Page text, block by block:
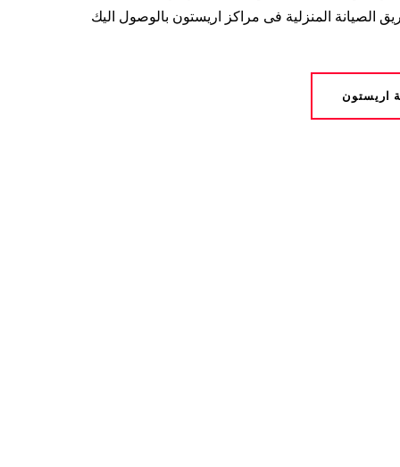
المنزلية فى مراكز اريستون بالوصول اليك
اريستون